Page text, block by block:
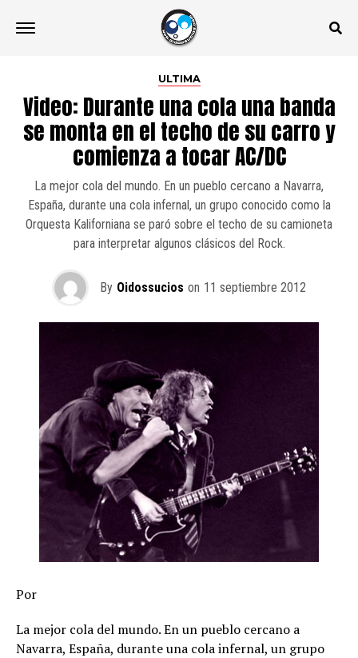
ULTIMA
Video: Durante una cola una banda
se monta en el techo de su carro y
comienza a tocar AC/DC
La mejor cola del mundo. En un pueblo cercano a Navarra,
España, durante una cola infernal, un grupo conocido como la
Orquesta Kaliforniana se paró sobre el techo de su camioneta
para interpretar algunos clásicos del Rock.
By Oidossucios on 11 septiembre 2012
Por
La mejor cola del mundo. En un pueblo cercano a
Navarra, España, durante una cola infernal, un grupo